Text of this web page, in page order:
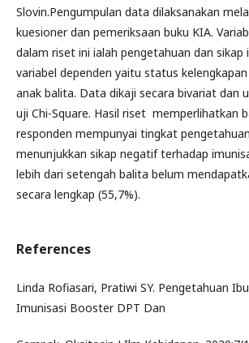
Slovin.Pengumpulan data dilaksanakan
kuesioner dan pemeriksaan buku KIA.
dalam riset ini ialah pengetahuan dan sikap
variabel dependen yaitu status
anak balita. Data dikaji secara bivariat dan
uji Chi-Square. Hasil riset memperlihatkan
responden mempunyai tingkat
menunjukkan sikap negatif terhadap
lebih dari setengah balita belum
secara lengkap (55,7%).
References
Linda Rofiasari, Pratiwi SY. Pengetahuan
Imunisasi Booster DPT Dan